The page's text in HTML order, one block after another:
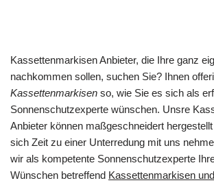
Kassettenmarkisen Anbieter, die Ihre ganz
nachkommen sollen, suchen Sie? Ihnen
Kassettenmarkisen so, wie Sie es sich als
Sonnenschutzexperte wünschen. Unsre
Anbieter können maßgeschneidert
sich Zeit zu einer Unterredung mit uns
wir als kompetente Sonnenschutzexperte
Wünschen betreffend Kassettenmarkisen und